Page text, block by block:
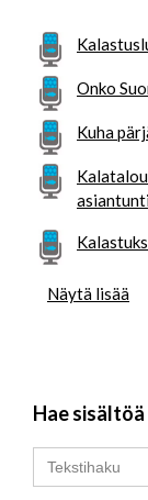
Onko
Kuha
Näytä lisää
Hae sisältöä
Search
for: